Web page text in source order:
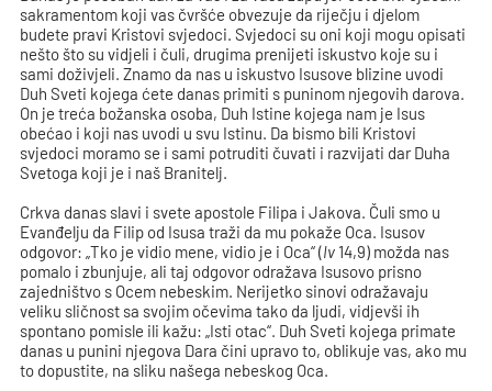
sakramentom koji vas čvršće obvezuje da riječju i djelom
budete pravi Kristovi svjedoci. Svjedoci su oni koji mogu opisati
nešto što su vidjeli i čuli, drugima prenijeti iskustvo koje su i
sami doživjeli. Znamo da nas u iskustvo Isusove blizine uvodi
Duh Sveti kojega ćete danas primiti s puninom njegovih darova.
On je treća božanska osoba, Duh Istine kojega nam je Isus
obećao i koji nas uvodi u svu Istinu. Da bismo bili Kristovi
svjedoci moramo se i sami potruditi čuvati i razvijati dar Duha
Svetoga koji je i naš Branitelj.
Crkva danas slavi i svete apostole Filipa i Jakova. Čuli smo u
Evanđelju da Filip od Isusa traži da mu pokaže Oca. Isusov
odgovor: „Tko je vidio mene, vidio je i Oca“ (Iv 14,9) možda nas
pomalo i zbunjuje, ali taj odgovor odražava Isusovo prisno
zajedništvo s Ocem nebeskim. Nerijetko sinovi odražavaju
veliku sličnost sa svojim očevima tako da ljudi, vidjevši ih
spontano pomisle ili kažu: „Isti otac“. Duh Sveti kojega primate
danas u punini njegova Dara čini upravo to, oblikuje vas, ako mu
to dopustite, na sliku našega nebeskog Oca.